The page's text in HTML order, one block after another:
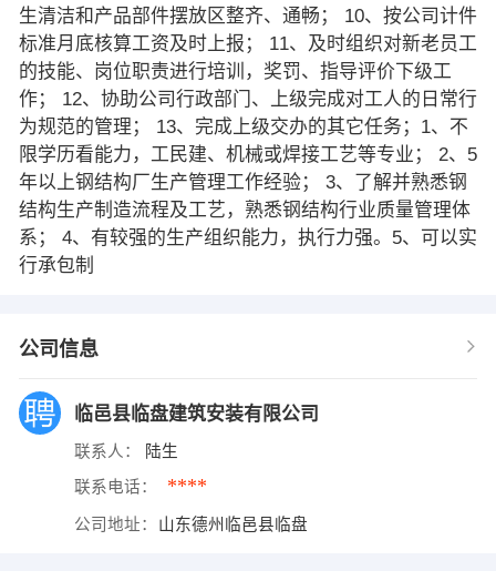
生清洁和产品部件摆放区整齐、通畅； 10、按公司计件
标准月底核算工资及时上报； 11、及时组织对新老员工
的技能、岗位职责进行培训，奖罚、指导评价下级工
作； 12、协助公司行政部门、上级完成对工人的日常行
为规范的管理； 13、完成上级交办的其它任务；1、不
限学历看能力，工民建、机械或焊接工艺等专业； 2、5
年以上钢结构厂生产管理工作经验； 3、了解并熟悉钢
结构生产制造流程及工艺，熟悉钢结构行业质量管理体
系； 4、有较强的生产组织能力，执行力强。5、可以实
行承包制
公司信息
临邑县临盘建筑安装有限公司
联系人： 陆生
联系电话： ****
公司地址： 山东德州临邑县临盘